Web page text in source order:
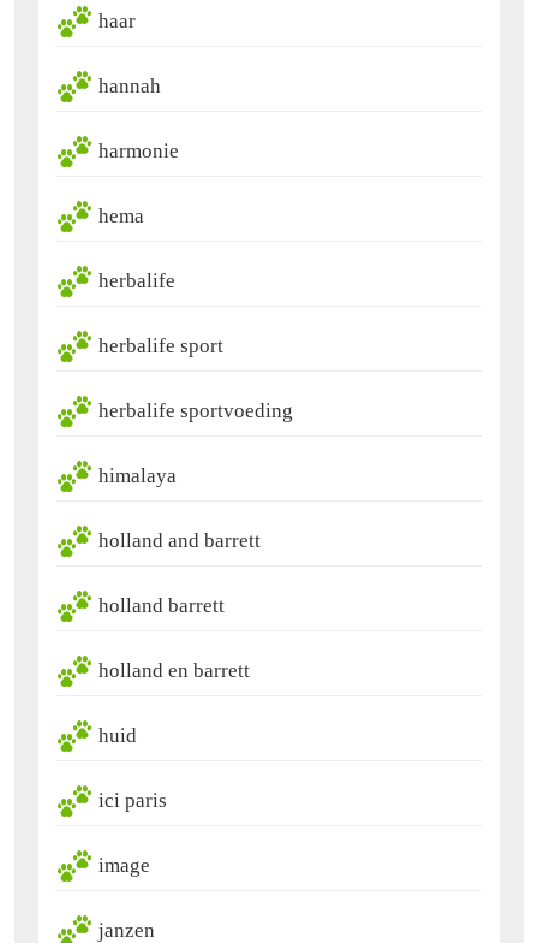
haar
hannah
harmonie
hema
herbalife
herbalife sport
herbalife sportvoeding
himalaya
holland and barrett
holland barrett
holland en barrett
huid
ici paris
image
janzen